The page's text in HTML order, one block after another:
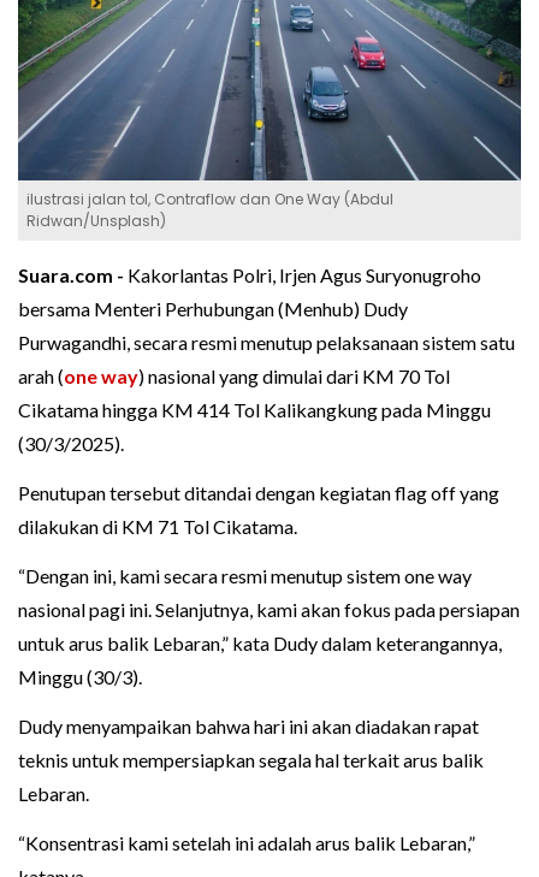
ilustrasi jalan tol, Contraflow dan One Way (Abdul
Ridwan/Unsplash)
Suara.com - Kakorlantas Polri, Irjen Agus Suryonugroho
bersama Menteri Perhubungan (Menhub) Dudy
Purwagandhi, secara resmi menutup pelaksanaan sistem satu
arah (one way) nasional yang dimulai dari KM 70 Tol
Cikatama hingga KM 414 Tol Kalikangkung pada Minggu
(30/3/2025).
Penutupan tersebut ditandai dengan kegiatan flag off yang
dilakukan di KM 71 Tol Cikatama.
“Dengan ini, kami secara resmi menutup sistem one way
nasional pagi ini. Selanjutnya, kami akan fokus pada persiapan
untuk arus balik Lebaran,” kata Dudy dalam keterangannya,
Minggu (30/3).
Dudy menyampaikan bahwa hari ini akan diadakan rapat
teknis untuk mempersiapkan segala hal terkait arus balik
Lebaran.
“Konsentrasi kami setelah ini adalah arus balik Lebaran,”